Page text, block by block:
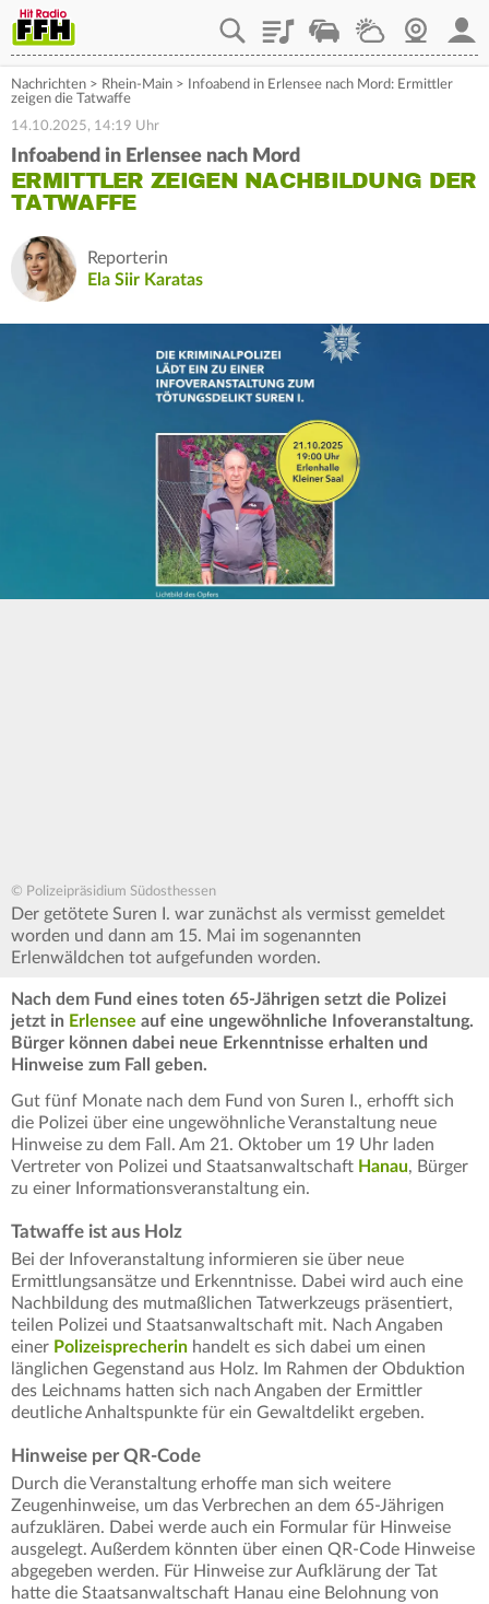
PlaylistStaupilotWetterWebcam
Nachrichten > Rhein-Main >
Infoabend in Erlensee nach Mord: Ermittler
zeigen die Tatwaffe
14.10.2025, 14:19 Uhr
Infoabend in Erlensee nach Mord
ERMITTLER ZEIGEN NACHBILDUNG DER
TATWAFFE
Reporterin
Ela Siir Karatas
© Polizeipräsidium Südosthessen
Der getötete Suren I. war zunächst als vermisst gemeldet
worden und dann am 15. Mai im sogenannten
Erlenwäldchen tot aufgefunden worden.
Nach dem Fund eines toten 65-Jährigen setzt die Polizei
jetzt in Erlensee auf eine ungewöhnliche Infoveranstaltung.
Bürger können dabei neue Erkenntnisse erhalten und
Hinweise zum Fall geben.
Gut fünf Monate nach dem Fund von Suren I., erhofft sich
die Polizei über eine ungewöhnliche Veranstaltung neue
Hinweise zu dem Fall. Am 21. Oktober um 19 Uhr laden
Vertreter von Polizei und Staatsanwaltschaft Hanau, Bürger
zu einer Informationsveranstaltung ein.
Tatwaffe ist aus Holz
Bei der Infoveranstaltung informieren sie über neue
Ermittlungsansätze und Erkenntnisse. Dabei wird auch eine
Nachbildung des mutmaßlichen Tatwerkzeugs präsentiert,
teilen Polizei und Staatsanwaltschaft mit. Nach Angaben
einer Polizeisprecherin handelt es sich dabei um einen
länglichen Gegenstand aus Holz. Im Rahmen der Obduktion
des Leichnams hatten sich nach Angaben der Ermittler
deutliche Anhaltspunkte für ein Gewaltdelikt ergeben.
Hinweise per QR-Code
Durch die Veranstaltung erhoffe man sich weitere
Zeugenhinweise, um das Verbrechen an dem 65-Jährigen
aufzuklären. Dabei werde auch ein Formular für Hinweise
ausgelegt. Außerdem könnten über einen QR-Code Hinweise
abgegeben werden. Für Hinweise zur Aufklärung der Tat
hatte die Staatsanwaltschaft Hanau eine Belohnung von